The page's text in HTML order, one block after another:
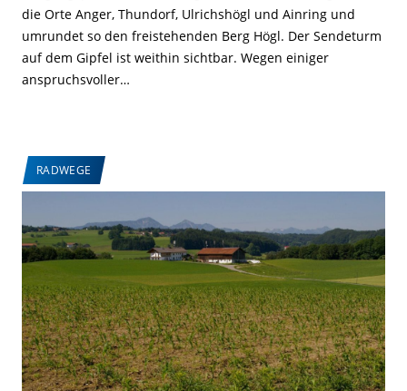
die Orte Anger, Thundorf, Ulrichshögl und Ainring und
umrundet so den freistehenden Berg Högl. Der Sendeturm
auf dem Gipfel ist weithin sichtbar. Wegen einiger
anspruchsvoller…
RADWEGE